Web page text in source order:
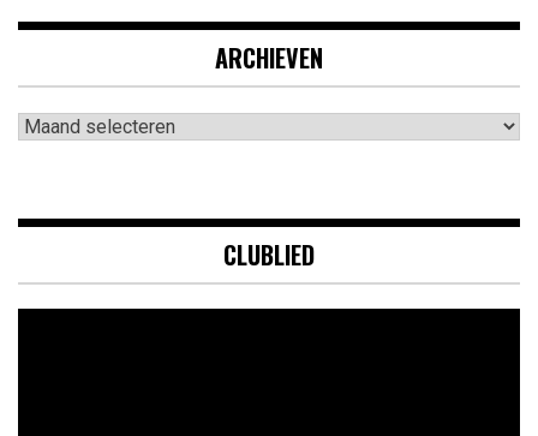
ARCHIEVEN
Archieven
CLUBLIED